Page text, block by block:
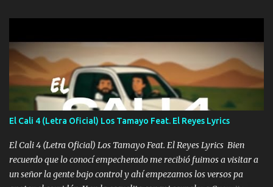
ni tampoco las mujeres porque es platica de grandes por eso hay
que estar alegres doy las instrucciones para atender los deberes
Música Si es que salta algún problema de confianza tengo gente
ahí está el Hombre Cuarenta y también Pariente 7 arreglan
cualquier problema no más es cuestión que ordené NOS HACE
FALTA UN HERMANO DE CLAVE ERA EL 24 SIEMPRE FUE UN
HOMBRE VALIENTE POR ALGO M'URIÓ PELEAND0 SIEMPRE
VIO POR LA FAMILIA PARA QUE SIGA EL LEGADO Es el DOS de
los HERMANOS un cerebro inteligente y com...
El Cali 4 (Letra Oficial) Los Tamayo Feat. El Reyes Lyrics
El Cali 4 (Letra Oficial) Los Tamayo Feat. El Reyes Lyrics Bien
recuerdo que lo conocí empecherado me recibió fuimos a visitar a
un señor la gente bajo control y ahí empezamos los versos pa